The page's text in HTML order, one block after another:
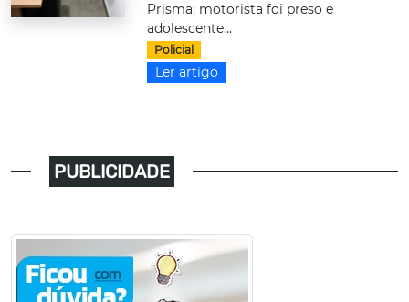
Prisma; motorista foi preso e
adolescente...
Policial
Ler artigo
PUBLICIDADE